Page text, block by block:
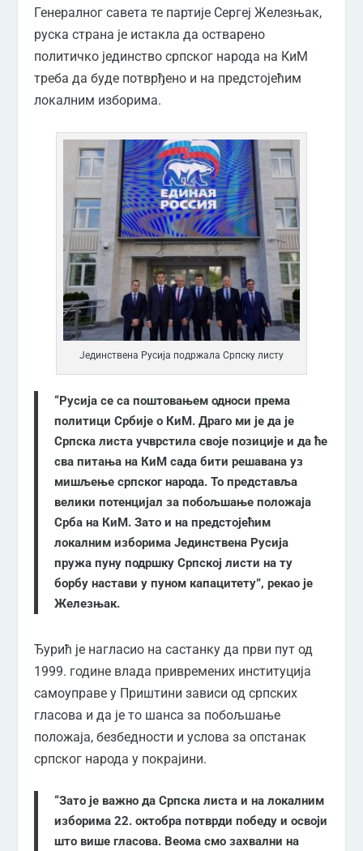
Генералног савета те партије Сергеј Железњак,
руска страна је истакла да остварено
политичко јединство српског народа на КиМ
треба да буде потврђено и на предстојећим
локалним изборима.
Јединствена Русија подржала Српску листу
“Русија се са поштовањем односи према
политици Србије о КиМ. Драго ми је да је
Српска листа учврстила своје позиције и да ће
сва питања на КиМ сада бити решавана уз
мишљење српског народа. То представља
велики потенцијал за побољшање положаја
Срба на КиМ. Зато и на предстојећим
локалним изборима Јединствена Русија
пружа пуну подршку Српској листи на ту
борбу настави у пуном капацитету”, рекао је
Железњак.
Ђурић је нагласио на састанку да први пут од
1999. године влада привремених институција
самоуправе у Приштини зависи од српских
гласова и да је то шанса за побољшање
положаја, безбедности и услова за опстанак
српског народа у покрајини.
“Зато је важно да Српска листа и на локалним
изборима 22. октобра потврди победу и освоји
што више гласова. Веома смо захвални на